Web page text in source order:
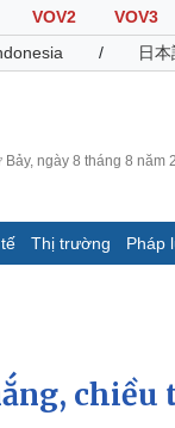
VOV2 VOV3
/ 日
Bảy, ngày 8 tháng 8 năm
Thị trường Pháp
chiều